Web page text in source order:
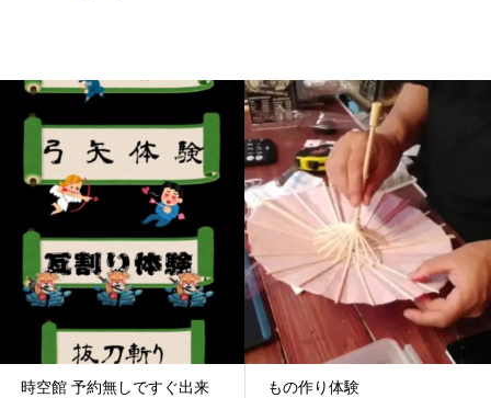
時空館 予約無しですぐ出来
もの作り体験